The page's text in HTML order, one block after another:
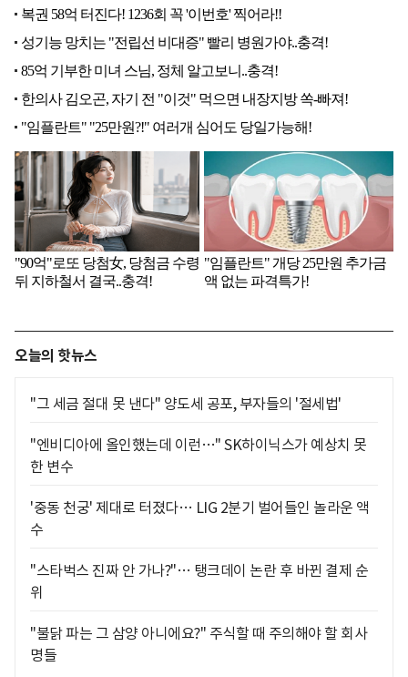
오늘의 핫뉴스
"그 세금 절대 못 낸다" 양도세 공포, 부자들의 '절세법'
"엔비디아에 올인했는데 이런…" SK하이닉스가 예상치 못
한 변수
'중동 천궁' 제대로 터졌다… LIG 2분기 벌어들인 놀라운 액
수
"스타벅스 진짜 안 가나?"… 탱크데이 논란 후 바뀐 결제 순
위
"불닭 파는 그 삼양 아니에요?" 주식할 때 주의해야 할 회사
명들